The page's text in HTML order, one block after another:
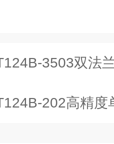
3503双法兰
202高精度